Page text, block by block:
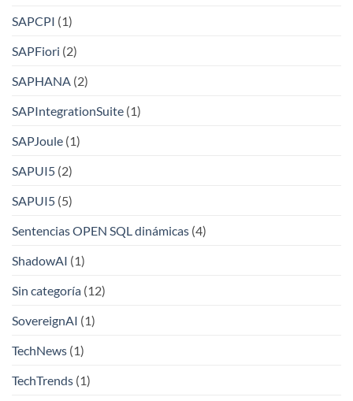
SAPCPI (1)
SAPFiori (2)
SAPHANA (2)
SAPIntegrationSuite (1)
SAPJoule (1)
SAPUI5 (2)
SAPUI5 (5)
Sentencias OPEN SQL dinámicas (4)
ShadowAI (1)
Sin categoría (12)
SovereignAI (1)
TechNews (1)
TechTrends (1)